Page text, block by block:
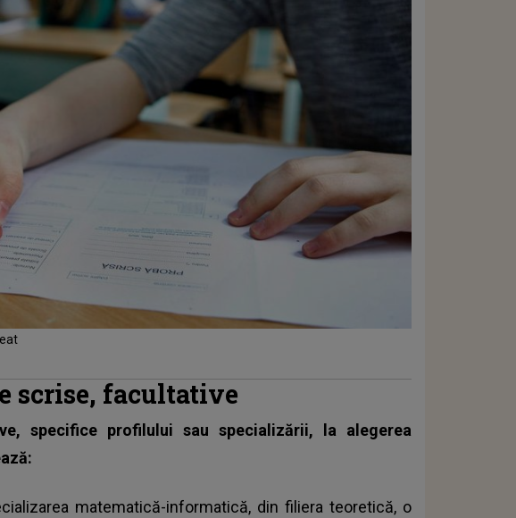
scrise, facultative
specifice profilului sau specializării, la alegerea
matematică-informatică, din filiera teoretică, o